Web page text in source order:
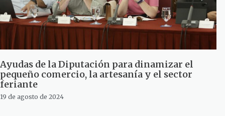
Ayudas de la Diputación para dinamizar el
pequeño comercio, la artesanía y el sector
feriante
19 de agosto de 2024